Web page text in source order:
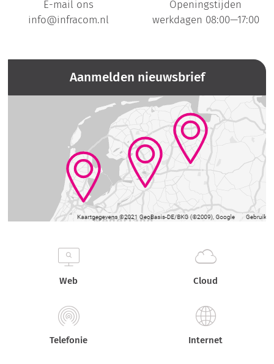
E-mail ons
info@infracom.nl
Openingstijden
werkdagen 08:00—17:00
Aanmelden nieuwsbrief
Web Cloud
Telefonie Internet